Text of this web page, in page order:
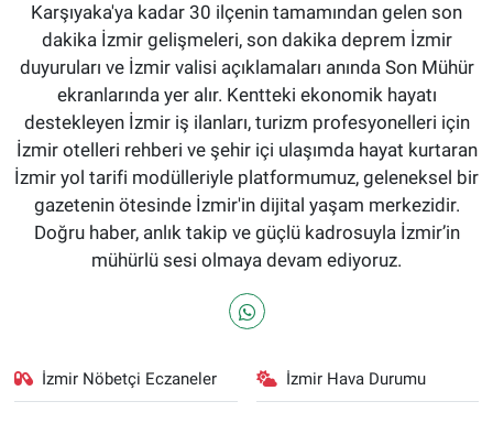
Karşıyaka'ya kadar 30 ilçenin tamamından gelen son
dakika İzmir gelişmeleri, son dakika deprem İzmir
duyuruları ve İzmir valisi açıklamaları anında Son Mühür
ekranlarında yer alır. Kentteki ekonomik hayatı
destekleyen İzmir iş ilanları, turizm profesyonelleri için
İzmir otelleri rehberi ve şehir içi ulaşımda hayat kurtaran
İzmir yol tarifi modülleriyle platformumuz, geleneksel bir
gazetenin ötesinde İzmir'in dijital yaşam merkezidir.
Doğru haber, anlık takip ve güçlü kadrosuyla İzmir’in
mühürlü sesi olmaya devam ediyoruz.
İzmir Nöbetçi Eczaneler İzmir Hava Durumu